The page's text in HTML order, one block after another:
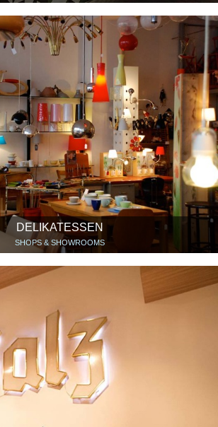
DELIKATESSEN
SHOPS & SHOWROOMS